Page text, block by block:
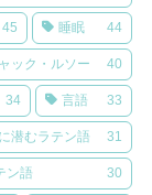
45 睡眠 44
ック・ルソー 40
34 言語 33
潜むラテン語 31
ン語 30